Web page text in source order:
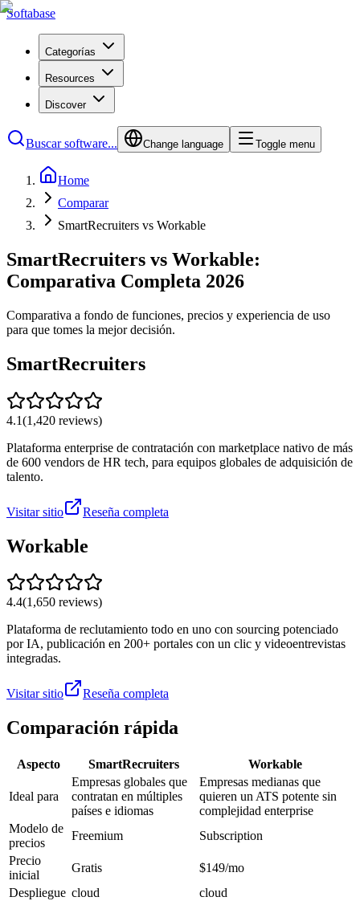
Softabase
Categorías
Resources
Discover
Buscar software... Change language Toggle menu
Home
Comparar
SmartRecruiters vs Workable
SmartRecruiters vs Workable:
Comparativa Completa 2026
Comparativa a fondo de funciones, precios y experiencia de uso
para que tomes la mejor decisión.
SmartRecruiters
4.1(1,420 reviews)
Plataforma enterprise de contratación con marketplace nativo de más
de 600 vendors de HR tech, para equipos globales de adquisición de
talento.
Visitar sitio Reseña completa
Workable
4.4(1,650 reviews)
Plataforma de reclutamiento todo en uno con sourcing potenciado
por IA, publicación en 200+ portales con un clic y videoentrevistas
integradas.
Visitar sitio Reseña completa
Comparación rápida
Aspecto SmartRecruiters Workable
Ideal para
Empresas globales que
contratan en múltiples
países e idiomas
Empresas medianas que
quieren un ATS potente sin
complejidad enterprise
Modelo de
precios
Freemium
Subscription
Precio
inicial
Gratis
$149/mo
Despliegue cloud
cloud